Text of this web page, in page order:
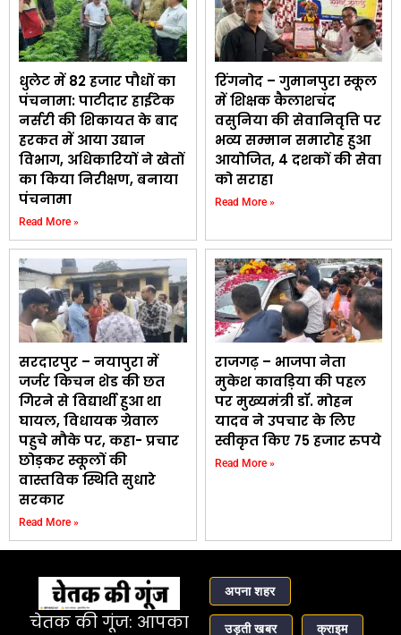
धुलेट में 82 हजार पौधों का
पंचनामा: पाटीदार हाईटेक
नर्सरी की शिकायत के बाद
हरकत में आया उद्यान
विभाग, अधिकारियों ने खेतों
का किया निरीक्षण, बनाया
पंचनामा
Read More »
रिंगनोद – गुमानपुरा स्कूल
में शिक्षक कैलाशचंद
वसुनिया की सेवानिवृत्ति पर
भव्य सम्मान समारोह हुआ
आयोजित, 4 दशकों की सेवा
को सराहा
Read More »
सरदारपुर – नयापुरा में
जर्जर किचन शेड की छत
गिरने से विद्यार्थी हुआ था
घायल, विधायक ग्रेवाल
पहुचे मौके पर, कहा- प्रचार
छोड़कर स्कूलों की
वास्तविक स्थिति सुधारे
सरकार
Read More »
राजगढ़ – भाजपा नेता
मुकेश कावड़िया की पहल
पर मुख्यमंत्री डॉ. मोहन
यादव ने उपचार के लिए
स्वीकृत किए 75 हजार रुपये
Read More »
चेतक की गूंज: आपका
अपना शहर
उड़ती खबर क्राइम